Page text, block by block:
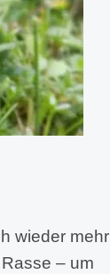
wieder mehr
– um